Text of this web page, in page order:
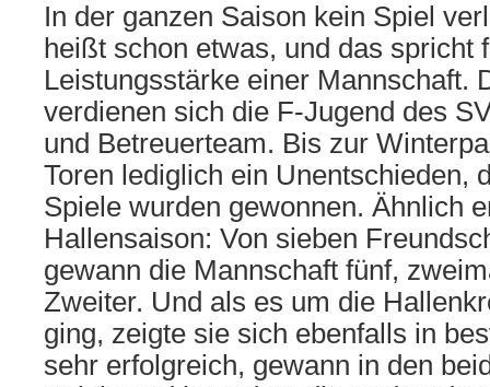
In der ganzen Saison kein Spiel
heißt schon etwas, und das spricht
Leistungsstärke einer Mannschaft.
verdienen sich die F-Jugend des
und Betreuerteam. Bis zur
Toren lediglich ein Unentschieden,
Spiele wurden gewonnen. Ähnlich
Hallensaison: Von sieben
gewann die Mannschaft fünf,
Zweiter. Und als es um die
ging, zeigte sie sich ebenfalls in
sehr erfolgreich, gewann in den